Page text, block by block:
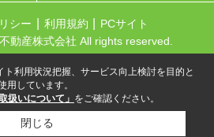
シー 利用規約
PCサイト
動産株式会社 All rights reserved.
利用状況把握、サービス向上検討を目的と
用しています。
扱いについて」 をご確認ください。
閉じる